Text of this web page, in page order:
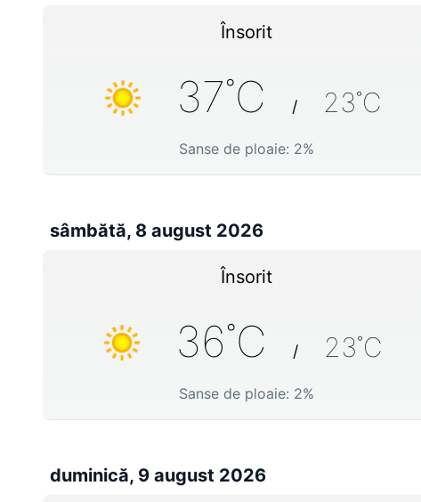
Însorit
37˚C / 23˚C
Sanse de ploaie: 2%
sâmbătă, 8 august 2026
Însorit
36˚C / 23˚C
Sanse de ploaie: 2%
duminică, 9 august 2026